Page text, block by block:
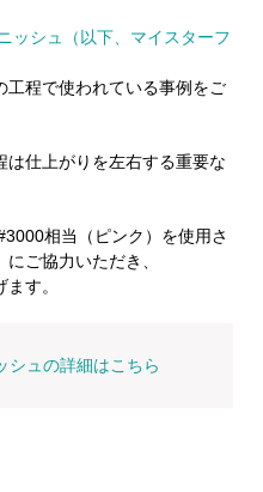
ッシュ（以下、マイスターフ
工程で使われている事例をご
仕上がりを左右する重要な
相当（ピンク）を使用さ
にご協力いただき、
す。
シュの詳細はこちら